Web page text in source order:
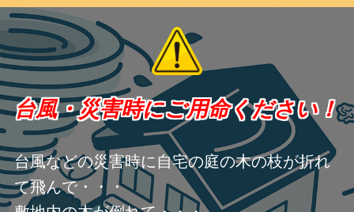
台風・災害時にご用命ください！
台風などの災害時に自宅の庭の木の枝が折れ
て飛んで・・・